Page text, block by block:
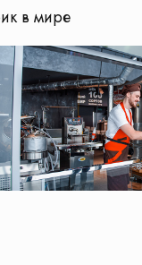
в мире